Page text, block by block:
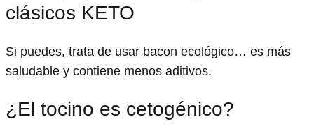
clásicos KETO
Si puedes, trata de usar bacon ecológico… es más
saludable y contiene menos aditivos.
¿El tocino es cetogénico?